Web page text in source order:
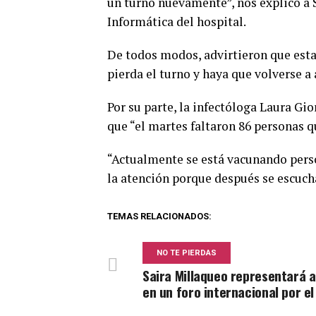
Informática del hospital.
De todos modos, advirtieron que
pierda el turno y haya que volverse a
Por su parte, la infectóloga Laura
que “el martes faltaron 86 personas
“Actualmente se está vacunando
la atención porque después se
TEMAS RELACIONADOS:
NO TE PIERDAS
Saira Millaqueo representará
en un foro internacional por el